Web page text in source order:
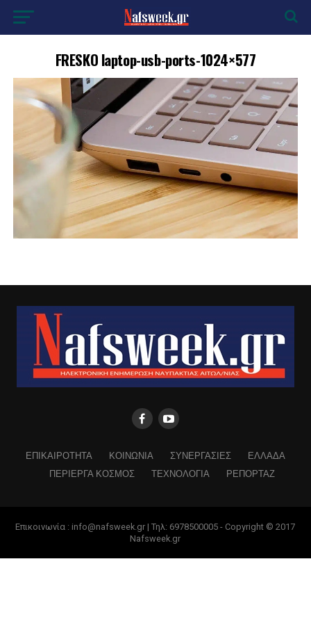
FRESKO laptop-usb-ports-1024×577
ΕΠΙΚΑΙΡΟΤΗΤΑ ΚΟΙΝΩΝΙΑ ΣΥΝΕΡΓΑΣΙΕΣ
ΕΛΛΑΔΑ
ΠΕΡΙΕΡΓΑ ΚΟΣΜΟΣ
ΤΕΧΝΟΛΟΓΙΑ ΡΕΠΟΡΤΑΖ
Επικοινωνία : info@nafsweek.gr | Τηλ: 6978500005 - Copyright © 2017
Nafsweek.gr